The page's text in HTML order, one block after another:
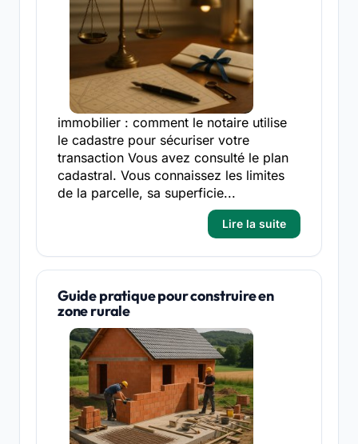
immobilier : comment le notaire utilise
le cadastre pour sécuriser votre
transaction Vous avez consulté le plan
cadastral. Vous connaissez les limites
de la parcelle, sa superficie...
Lire la suite
Guide pratique pour construire en
zone rurale